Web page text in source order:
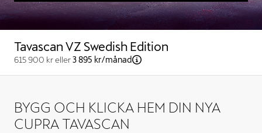
Tavascan VZ Swedish Edition
615 900 kreller3 895 kr/månad
BYGG OCH KLICKA HEM DIN NYA
CUPRA TAVASCAN